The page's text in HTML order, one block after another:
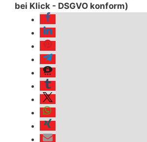
bei Klick - DSGVO konform)